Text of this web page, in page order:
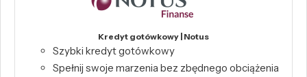
Kredyt gotówkowy | Notus
Szybki kredyt gotówkowy
Spełnij swoje marzenia bez zbędnego obciążenia